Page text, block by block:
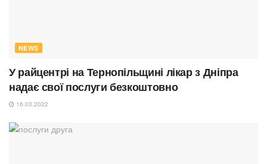
NEWS
У райцентрі на Тернопільщині лікар з Дніпра
надає свої послуги безкоштовно
16.03.2022